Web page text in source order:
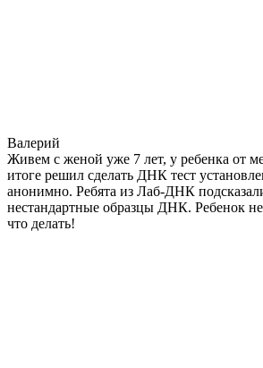
Валерий
Живем с женой уже 7 лет, у ребенка от
итоге решил сделать ДНК тест
анонимно. Ребята из Лаб-ДНК
нестандартные образцы ДНК. Ребенок
что делать!